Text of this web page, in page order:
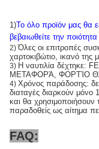
1)Το όλο προϊόν μας θα
βεβαιωθείτε την
2)Όλες οι επιτροπές
χαρτοκιβώτιο, ικανό
3) Η ναυτιλία δέχτηκε:
ΜΕΤΑΦΟΡΆ, ΦΟΡΤΊΟ
4) Χρόνος παράδοσης:
διαταγές διαρκούν
και θα χρησιμοποιήσουν
παραδοθείς ως αίτημα
FAQ: